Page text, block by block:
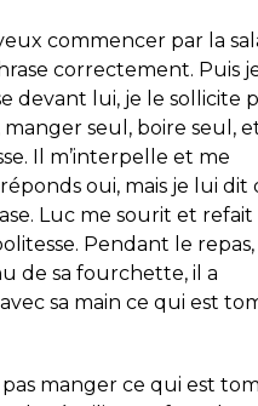
commencer par la
correctement. Puis
devant lui, je le sollicite
manger seul, boire seul,
Il m’interpelle et me
oui, mais je lui dit
Luc me sourit et refait
Pendant le
de sa fourchette, il a
sa main ce qui est
manger ce qui est